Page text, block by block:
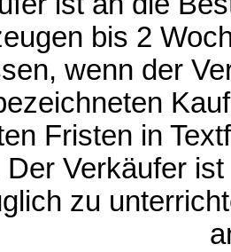
bis 2
wenn der
Fristen in
Der Verkäufer
zu